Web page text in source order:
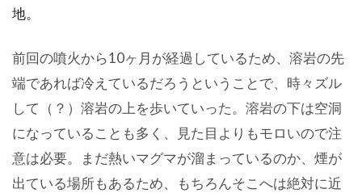
地。
前回の噴火から10ヶ月が経過しているため、溶岩の先
端であれば冷えているだろうということで、時々ズル
して（？）溶岩の上を歩いていった。溶岩の下は空洞
になっていることも多く、見た目よりもモロいので注
意は必要。まだ熱いマグマが溜まっているのか、煙が
出ている場所もあるため、もちろんそこへは絶対に近